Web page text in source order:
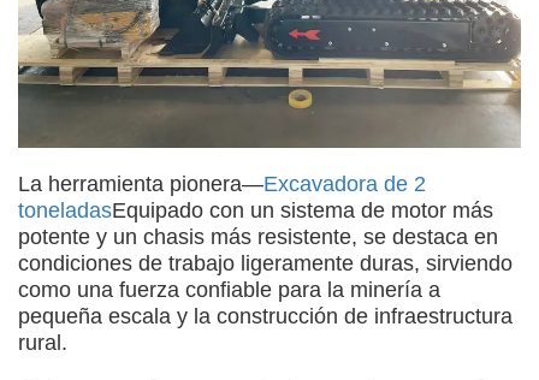
La herramienta pionera—Excavadora de 2
toneladasEquipado con un sistema de motor más
potente y un chasis más resistente, se destaca en
condiciones de trabajo ligeramente duras, sirviendo
como una fuerza confiable para la minería a
pequeña escala y la construcción de infraestructura
rural.